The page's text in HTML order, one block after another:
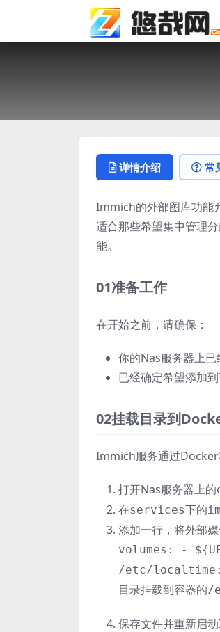
详情介绍 常
Immich的外部图库功能
适合那些希望集中管理
能。
01准备工作
在开始之前，请确保：
你的Nas服务器上已
已经确定希望添加
02挂载目录到
Immich服务通过Docker
打开Nas服务器上的
在services下的
添加一行，将外部
volumes: -
/etc/
目录挂载到容器
保存文件并重新启